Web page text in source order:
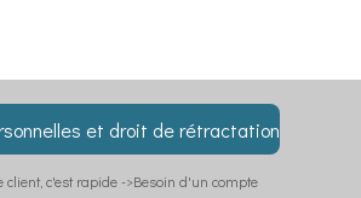
g
e
g
e
g
e
g
e
et droit de rétractation
client, c'est rapide ->Besoin d'un compte